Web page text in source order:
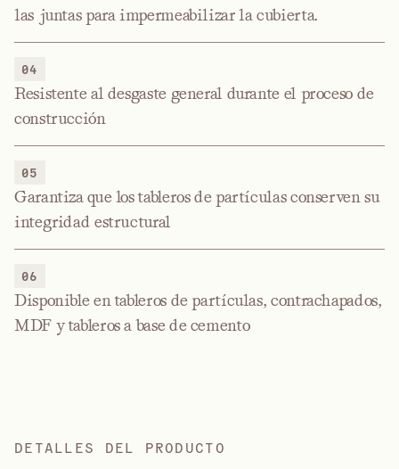
las juntas para impermeabilizar la cubierta.
04
Resistente al desgaste general durante el proceso de
construcción
05
Garantiza que los tableros de partículas conserven su
integridad estructural
06
Disponible en tableros de partículas, contrachapados,
MDF y tableros a base de cemento
DETALLES DEL PRODUCTO